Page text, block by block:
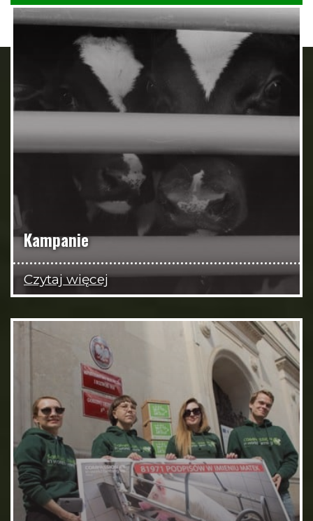
Kampanie
Czytaj więcej